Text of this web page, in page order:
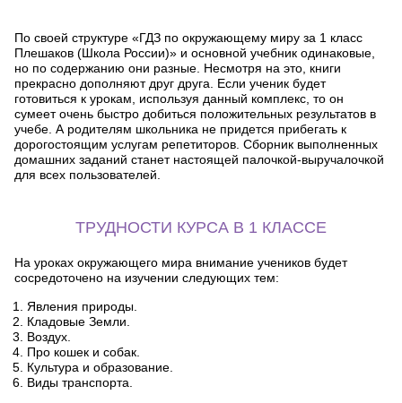
По своей структуре «ГДЗ по окружающему миру за 1 класс
Плешаков (Школа России)» и основной учебник одинаковые,
но по содержанию они разные. Несмотря на это, книги
прекрасно дополняют друг друга. Если ученик будет
готовиться к урокам, используя данный комплекс, то он
сумеет очень быстро добиться положительных результатов в
учебе. А родителям школьника не придется прибегать к
дорогостоящим услугам репетиторов. Сборник выполненных
домашних заданий станет настоящей палочкой-выручалочкой
для всех пользователей.
ТРУДНОСТИ КУРСА В 1 КЛАССЕ
На уроках окружающего мира внимание учеников будет
сосредоточено на изучении следующих тем:
Явления природы.
Кладовые Земли.
Воздух.
Про кошек и собак.
Культура и образование.
Виды транспорта.